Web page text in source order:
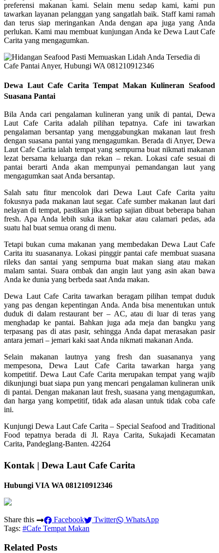
preferensi makanan kami. Selain menu sedap kami, kami pun
tawarkan layanan pelanggan yang sangatlah baik. Staff kami ramah
dan terus siap meringankan Anda dengan apa juga yang Anda
perlukan. Kami mau membuat kunjungan Anda ke Dewa Laut Cafe
Carita yang mengagumkan.
Dewa Laut Cafe Carita Tempat Makan Kulineran Seafood
Suasana Pantai
Bila Anda cari pengalaman kulineran yang unik di pantai, Dewa
Laut Cafe Carita adalah pilihan tepatnya. Cafe ini tawarkan
pengalaman bersantap yang menggabungkan makanan laut fresh
dengan suasana pantai yang mengagumkan. Berada di Anyer, Dewa
Laut Cafe Carita ialah tempat yang sempurna buat nikmati makanan
lezat bersama keluarga dan rekan – rekan. Lokasi cafe sesuai di
pantai berarti Anda akan mempunyai pemandangan laut yang
mengagumkan saat Anda bersantap.
Salah satu fitur mencolok dari Dewa Laut Cafe Carita yaitu
fokusnya pada makanan laut segar. Cafe sumber makanan laut dari
nelayan di tempat, pastikan jika setiap sajian dibuat beberapa bahan
fresh. Apa Anda lebih suka ikan bakar atau calamari pedas, ada
suatu hal buat semua orang di menu.
Tetapi bukan cuma makanan yang membedakan Dewa Laut Cafe
Carita itu suasananya. Lokasi pinggir pantai cafe membuat suasana
rileks dan santai yang sempurna buat makan siang atau makan
malam santai. Suara ombak dan angin laut yang asin akan bawa
Anda ke dunia yang berbeda saat Anda makan.
Dewa Laut Cafe Carita tawarkan beragam pilihan tempat duduk
yang pas dengan kepentingan Anda. Anda bisa menentukan untuk
duduk di dalam restaurant ber – AC, atau di luar di teras yang
menghadap ke pantai. Bahkan juga ada meja dan bangku yang
terpasang pas di atas pasir, sehingga Anda dapat merasakan pasir
antara jemari – jemari kaki saat Anda nikmati makanan Anda.
Selain makanan lautnya yang fresh dan suasananya yang
mempesona, Dewa Laut Cafe Carita tawarkan harga yang
kompetitif. Dewa Laut Cafe Carita merupakan tempat yang wajib
dikunjungi buat siapa pun yang mencari pengalaman kulineran unik
di pantai. Dengan makanan laut fresh, suasana yang mengagumkan,
dan harga yang kompetitif, tidak ada alasan untuk tidak coba cafe
ini.
Kunjungi Dewa Laut Cafe Carita – Special Seafood and Traditional
Food tepatnya berada di Jl. Raya Carita, Sukajadi Kecamatan
Carita, Pandeglang-Banten. 42264
Kontak | Dewa Laut Cafe Carita
Hubungi VIA WA 081210912346
Share this Facebook Twitter
WhatsApp
Tags: #Cafe Tempat Makan
Related Posts